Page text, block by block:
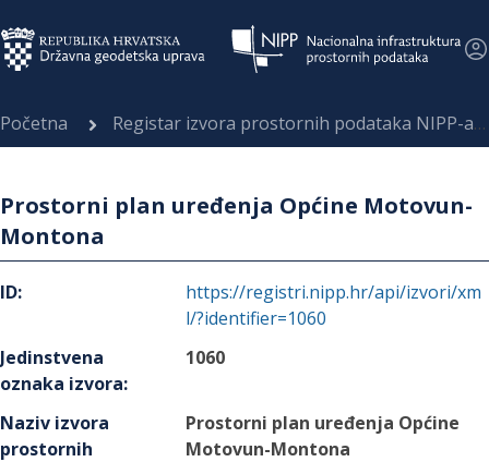
Početna Registar izvora prostornih podataka NIPP-a
Prostorni plan uređenja Općine Motovun-
Montona
ID:
https://registri.nipp.hr/api/izvori/xm
l/?identifier=1060
Jedinstvena
oznaka izvora:
1060
Naziv izvora
prostornih
Prostorni plan uređenja Općine
Motovun-Montona